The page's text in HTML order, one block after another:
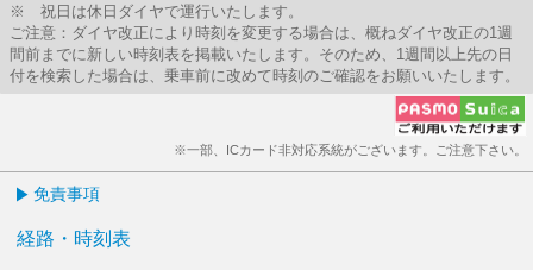
※ 祝日は休日ダイヤで運行いたします。
ご注意：ダイヤ改正により時刻を変更する場合は、概ねダイヤ改正の1週
間前までに新しい時刻表を掲載いたします。そのため、1週間以上先の日
付を検索した場合は、乗車前に改めて時刻のご確認をお願いいたします。
※一部、ICカード非対応系統がございます。ご注意下さい。
免責事項
経路・時刻表